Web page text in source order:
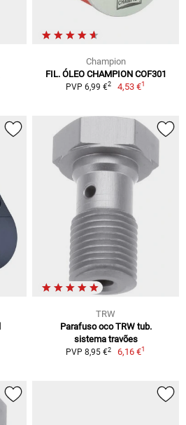
Champion
FIL. ÓLEO CHAMPION COF301
PVP 6,99 €2 4,53 €1
TRW
Parafuso oco TRW tub.
sistema travões
PVP 8,95 €2 6,16 €1